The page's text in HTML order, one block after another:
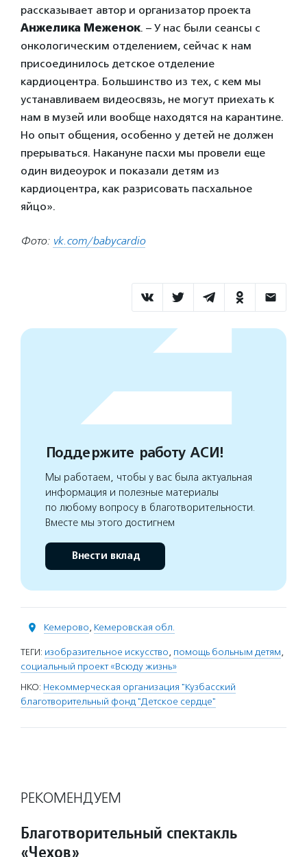
рассказывает автор и организатор проекта
Анжелика Меженок. – У нас были сеансы с
онкологическим отделением, сейчас к нам
присоединилось детское отделение
кардиоцентра. Большинство из тех, с кем мы
устанавливаем видеосвязь, не могут приехать к
нам в музей или вообще находятся на карантине.
Но опыт общения, особенно у детей не должен
прерываться. Накануне пасхи мы провели еще
один видеоурок и показали детям из
кардиоцентра, как разрисовать пасхальное
яйцо».
Фото: vk.com/babycardio
Поддержите работу АСИ!
Мы работаем, чтобы у вас была актуальная
информация и полезные материалы
по любому вопросу в благотворительности.
Вместе мы этого достигнем
Внести вклад
Кемерово, Кемеровская обл.
ТЕГИ: изобразительное искусство, помощь больным детям,
социальный проект «Всюду жизнь»
НКО: Некоммерческая организация "Кузбасский
благотворительный фонд "Детское сердце"
РЕКОМЕНДУЕМ
Благотворительный спектакль
«Чехов»